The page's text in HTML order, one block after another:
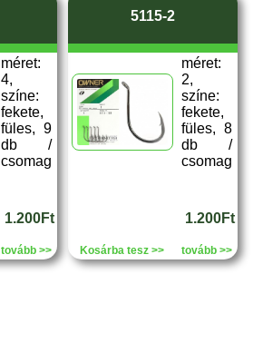
méret:
4,
színe:
fekete,
füles, 9
db /
csomag
1.200Ft
tovább >>
5115-2
méret:
2,
színe:
fekete,
füles, 8
db /
csomag
1.200Ft
Kosárba tesz >> tovább >>